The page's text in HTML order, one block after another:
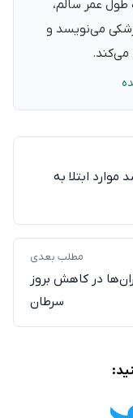
طول عمر سالم،
می‌نویسد و
می‌کند.
رژیم غذایی عامل ۷۰ درصد موارد ابتلا به
مطلب بعدی
در کاهش بروز
سرطان